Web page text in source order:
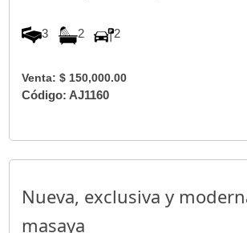
3 2 2
Venta: $ 150,000.00
Código: AJ1160
Nueva, exclusiva y
masaya